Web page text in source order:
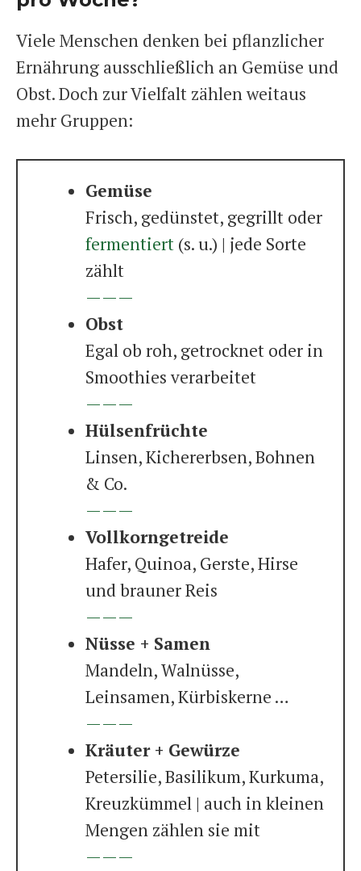
Viele Menschen denken bei pflanzlicher
Ernährung ausschließlich an Gemüse und
Obst. Doch zur Vielfalt zählen weitaus
mehr Gruppen:
Gemüse
Frisch, gedünstet, gegrillt oder
fermentiert (s. u.) | jede Sorte
zählt
———
Obst
Egal ob roh, getrocknet oder in
Smoothies verarbeitet
———
Hülsenfrüchte
Linsen, Kichererbsen, Bohnen
& Co.
———
Vollkorngetreide
Hafer, Quinoa, Gerste, Hirse
und brauner Reis
———
Nüsse + Samen
Mandeln, Walnüsse,
Leinsamen, Kürbiskerne …
———
Kräuter + Gewürze
Petersilie, Basilikum, Kurkuma,
Kreuzkümmel | auch in kleinen
Mengen zählen sie mit
———